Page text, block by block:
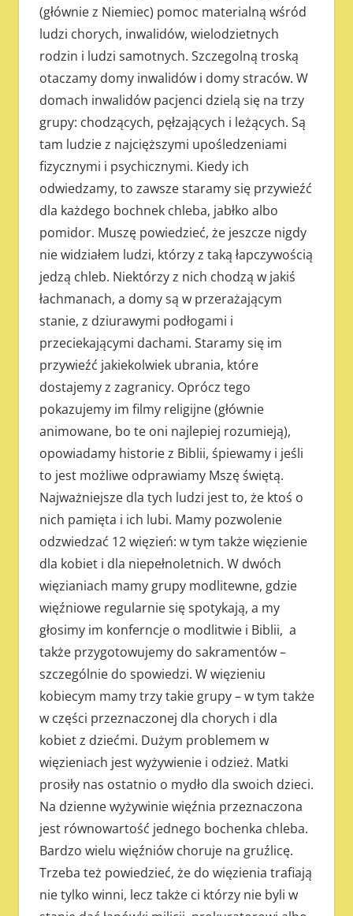
(głównie z Niemiec) pomoc materialną wśród
ludzi chorych, inwalidów, wielodzietnych
rodzin i ludzi samotnych. Szczegolną troską
otaczamy domy inwalidów i domy straców. W
domach inwalidów pacjenci dzielą się na trzy
grupy: chodzących, pęłzających i leżących. Są
tam ludzie z najcięższymi upośledzeniami
fizycznymi i psychicznymi. Kiedy ich
odwiedzamy, to zawsze staramy się przywieźć
dla każdego bochnek chleba, jabłko albo
pomidor. Muszę powiedzieć, że jeszcze nigdy
nie widziałem ludzi, którzy z taką łapczywością
jedzą chleb. Niektórzy z nich chodzą w jakiś
łachmanach, a domy są w przerażającym
stanie, z dziurawymi podłogami i
przeciekającymi dachami. Staramy się im
przywieźć jakiekolwiek ubrania, które
dostajemy z zagranicy. Oprócz tego
pokazujemy im filmy religijne (głównie
animowane, bo te oni najlepiej rozumieją),
opowiadamy historie z Biblii, śpiewamy i jeśli
to jest możliwe odprawiamy Mszę świętą.
Najważniejsze dla tych ludzi jest to, że ktoś o
nich pamięta i ich lubi. Mamy pozwolenie
odzwiedzać 12 więzień: w tym także więzienie
dla kobiet i dla niepełnoletnich. W dwóch
więzianiach mamy grupy modlitewne, gdzie
więźniowe regularnie się spotykają, a my
głosimy im konferncje o modlitwie i Biblii, a
także przygotowujemy do sakramentów –
szczególnie do spowiedzi. W więzieniu
kobiecym mamy trzy takie grupy – w tym także
w części przeznaczonej dla chorych i dla
kobiet z dziećmi. Dużym problemem w
więzieniach jest wyżywienie i odzież. Matki
prosiły nas ostatnio o mydło dla swoich dzieci.
Na dzienne wyżywinie więźnia przeznaczona
jest równowartość jednego bochenka chleba.
Bardzo wielu więźniów choruje na gruźlicę.
Trzeba też powiedzieć, że do więzienia trafiają
nie tylko winni, lecz także ci którzy nie byli w